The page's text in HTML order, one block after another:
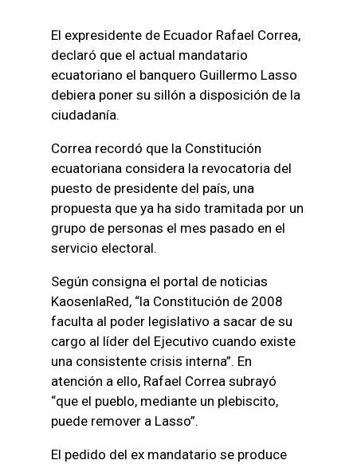
El expresidente de Ecuador Rafael Correa,
declaró que el actual mandatario
ecuatoriano el banquero Guillermo Lasso
debiera poner su sillón a disposición de la
ciudadanía.
Correa recordó que la Constitución
ecuatoriana considera la revocatoria del
puesto de presidente del país, una
propuesta que ya ha sido tramitada por un
grupo de personas el mes pasado en el
servicio electoral.
Según consigna el portal de noticias
KaosenlaRed, “la Constitución de 2008
faculta al poder legislativo a sacar de su
cargo al líder del Ejecutivo cuando existe
una consistente crisis interna”. En
atención a ello, Rafael Correa subrayó
“que el pueblo, mediante un plebiscito,
puede remover a Lasso”.
El pedido del ex mandatario se produce